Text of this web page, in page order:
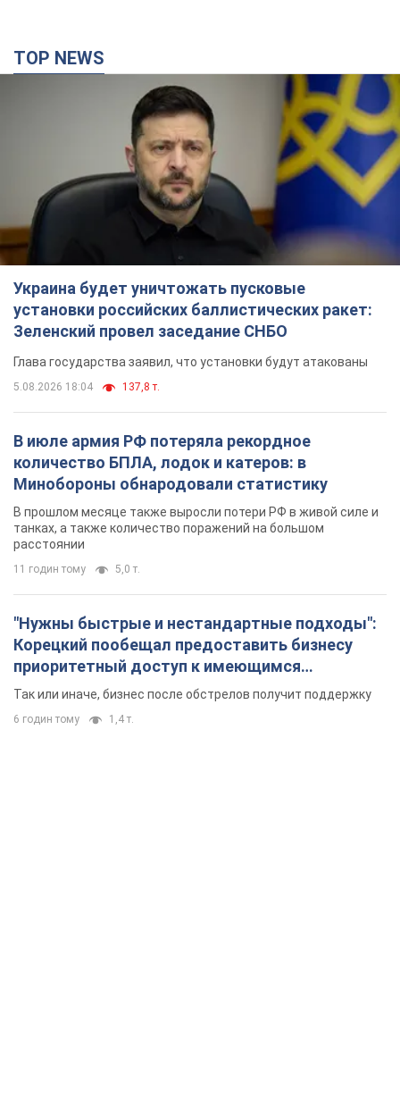
TOP NEWS
Украина будет уничтожать пусковые
установки российских баллистических ракет:
Зеленский провел заседание СНБО
Глава государства заявил, что установки будут атакованы
5.08.2026 18:04 137,8 т.
В июле армия РФ потеряла рекордное
количество БПЛА, лодок и катеров: в
Минобороны обнародовали статистику
В прошлом месяце также выросли потери РФ в живой силе и
танках, а также количество поражений на большом
расстоянии
11 годин тому 5,0 т.
"Нужны быстрые и нестандартные подходы":
Корецкий пообещал предоставить бизнесу
приоритетный доступ к имеющимся
складским помещениям
Так или иначе, бизнес после обстрелов получит поддержку
6 годин тому 1,4 т.